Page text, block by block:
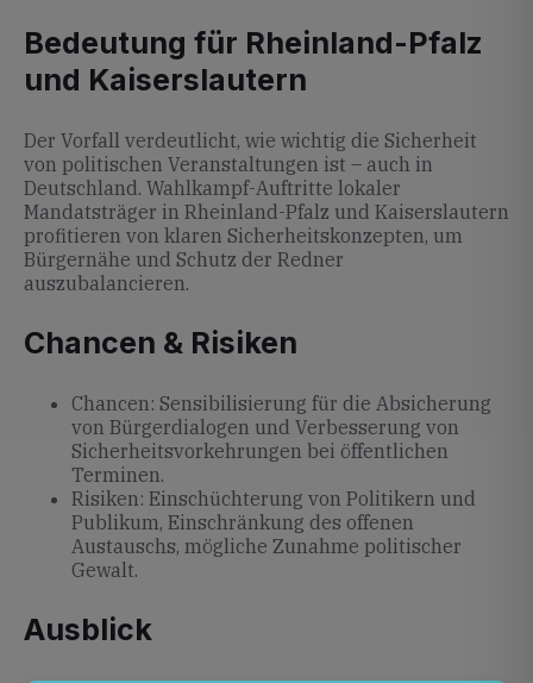
Bedeutung für Rheinland-Pfalz
und Kaiserslautern
Der Vorfall verdeutlicht, wie wichtig die Sicherheit
von politischen Veranstaltungen ist – auch in
Deutschland. Wahlkampf-Auftritte lokaler
Mandatsträger in Rheinland-Pfalz und Kaiserslautern
profitieren von klaren Sicherheitskonzepten, um
Bürgernähe und Schutz der Redner
auszubalancieren.
Chancen & Risiken
Chancen: Sensibilisierung für die Absicherung
von Bürgerdialogen und Verbesserung von
Sicherheitsvorkehrungen bei öffentlichen
Terminen.
Risiken: Einschüchterung von Politikern und
Publikum, Einschränkung des offenen
Austauschs, mögliche Zunahme politischer
Gewalt.
Ausblick